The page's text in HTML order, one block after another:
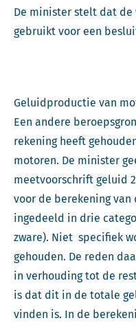
De minister stelt dat de
gebruikt voor een
Geluidproductie van
Een andere
rekening heeft
motoren. De minister
meetvoorschrift geluid
voor de berekening
ingedeeld in drie
zware). Niet specifiek
gehouden. De reden
in verhouding tot de
is dat dit in de totale
vinden is. In de